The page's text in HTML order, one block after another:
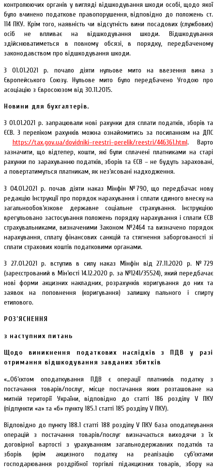
контролюючих органів у вигляді відшкодування шкоди особі, щодо якої
було вчинено податкове правопорушення, відповідно до положень ст.
114 ПКУ. Крім того, наявність чи відсутність вини посадових (службових)
осіб не впливає на відшкодування шкоди. Відшкодування
здійснюватиметься в повному обсязі, в порядку, передбаченому
законодавством про відшкодування шкоди.
З 01.01.2021 р. почало діяти нульове мито на ввезення вина з
Європейського Союзу. Нульове мито було передбачено Угодою про
асоціацію з Євросоюзом від 30.11.2015.
Новини для бухгалтерів.
З 01.01.2021 р. запрацювали нові рахунки для сплати податків, зборів та
ЄСВ. З переліком рахунків можна ознайомитись за посиланням на ДПС
https://tax.gov.ua/dovidniki–reestri–perelik/reestri/446361.html. Варто
зазначити, що відтепер, кошти, які були сплачені платниками на старі
рахунки по зарахуванню податків, зборів та ЄСВ – не будуть зараховані,
а повертатимуться платникам, як нез’ясовані надходження.
З 04.01.2021 р. почав діяти наказ Мінфін №790, що передбачає нову
редакцію Інструкції про порядок нарахування і сплати єдиного внеску на
загальнообов’язкове державне соціальне страхування. Інструкцією
врегульовано застосування положень порядку нарахування і сплати ЄСВ
страхувальниками, визначеними Законом №2464 та визначено порядок
нарахування, сплату фінансових санкцій та стягнення заборгованості зі
сплати страхових коштів податковими органами.
З 27.01.2021 р. вступив в силу наказ Мінфін від 27.11.2020 р. №729
(зареєстрований в Мін’юсті 14.12.2020 р. за №1241/35524), який передбачає
нові форми акцизних накладних, розрахунків коригування до них та
заявок на поповнення (коригування) залишку пального і спирту
етилового.
РОЗ’ЯСНЕННЯ
з наступних питань
Щодо виникнення податкових наслідків з ПДВ у разі
отримання відшкодування завданих збитків
«…Об’єктом оподаткування ПДВ є операції платників податку з
постачання товарів/послуг, місце постачання яких розташоване на
митній території України, відповідно до статті 186 розділу V ПКУ
(підпункти «а» та «б» пункту 185.1 статті 185 розділу V ПКУ).
Відповідно до пункту 188.1 статті 188 розділу V ПКУ база оподаткування
операцій з постачання товарів/послуг визначається виходячи з їх
договірної вартості з урахуванням загальнодержавних податків та
зборів (крім акцизного податку на реалізацію суб’єктами
господарювання роздрібної торгівлі підакцизних товарів, збору на